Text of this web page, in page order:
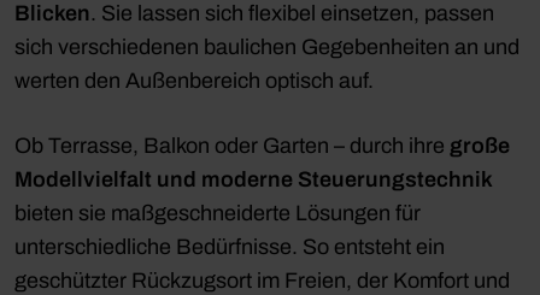
Blicken. Sie lassen sich flexibel einsetzen, passen
sich verschiedenen baulichen Gegebenheiten an und
werten den Außenbereich optisch auf.
Ob Terrasse, Balkon oder Garten – durch ihre große
Modellvielfalt und moderne Steuerungstechnik
bieten sie maßgeschneiderte Lösungen für
unterschiedliche Bedürfnisse. So entsteht ein
geschützter Rückzugsort im Freien, der Komfort und